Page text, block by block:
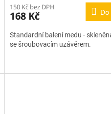
150 Kč bez DPH
168 Kč
Standardní balení medu -
se šroubovacím uzávěrem.